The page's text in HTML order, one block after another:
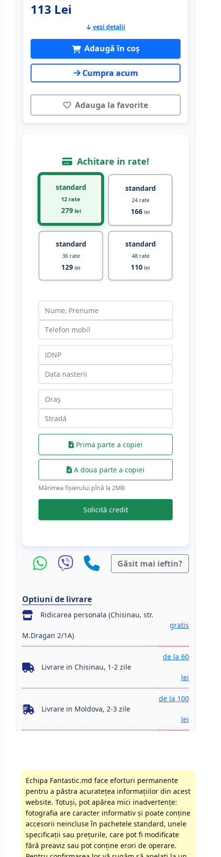
113 Lei
vezi detalii
Adaugă în coș
Cumpra acum
Adauga la favorite
Achitare in rate!
standard
12 rate
279lei
standard
24 rate
166 lei
standard
36 rate
129 lei
standard
48 rate
110 lei
Prima parte a copiei
A doua parte a copiei
Mărimea fișierului pînă la 2МB
Solicită credit
Găsit mai ieftin?
Optiuni de livrare
Ridicarea personala (Chisinau, str.
M.Dragan 2/1A)
gratis
Livrare in Chisinau, 1-2 zile
de la 60
lei
Livrare in Moldova, 2-3 zile
de la 100
lei
Echipa Fantastic.md face eforturi permanente
pentru a păstra acurateţea informaţiilor din acest
website. Totuși, pot apărea mici inadvertenţe:
fotografia are caracter informativ şi poate conţine
accesorii neincluse în pachetele standard, unele
specificaţii sau preţurile, care pot fi modificate
fără preaviz sau pot conţine erori de operare.